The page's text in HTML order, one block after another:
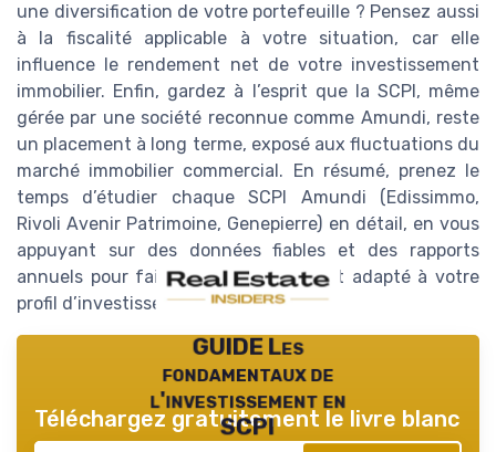
une diversification de votre portefeuille ? Pensez aussi
à la fiscalité applicable à votre situation, car elle
influence le rendement net de votre investissement
immobilier. Enfin, gardez à l’esprit que la SCPI, même
gérée par une société reconnue comme Amundi, reste
un placement à long terme, exposé aux fluctuations du
marché immobilier commercial. En résumé, prenez le
temps d’étudier chaque SCPI Amundi (Edissimmo,
Rivoli Avenir Patrimoine, Genepierre) en détail, en vous
appuyant sur des données fiables et des rapports
annuels pour faire un choix éclairé et adapté à votre
profil d’investisseur.
GUIDE Les
fondamentaux de
l'investissement en
SCPI
Téléchargez gratuitement le livre blanc